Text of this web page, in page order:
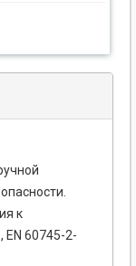
к
EN 60745-2-